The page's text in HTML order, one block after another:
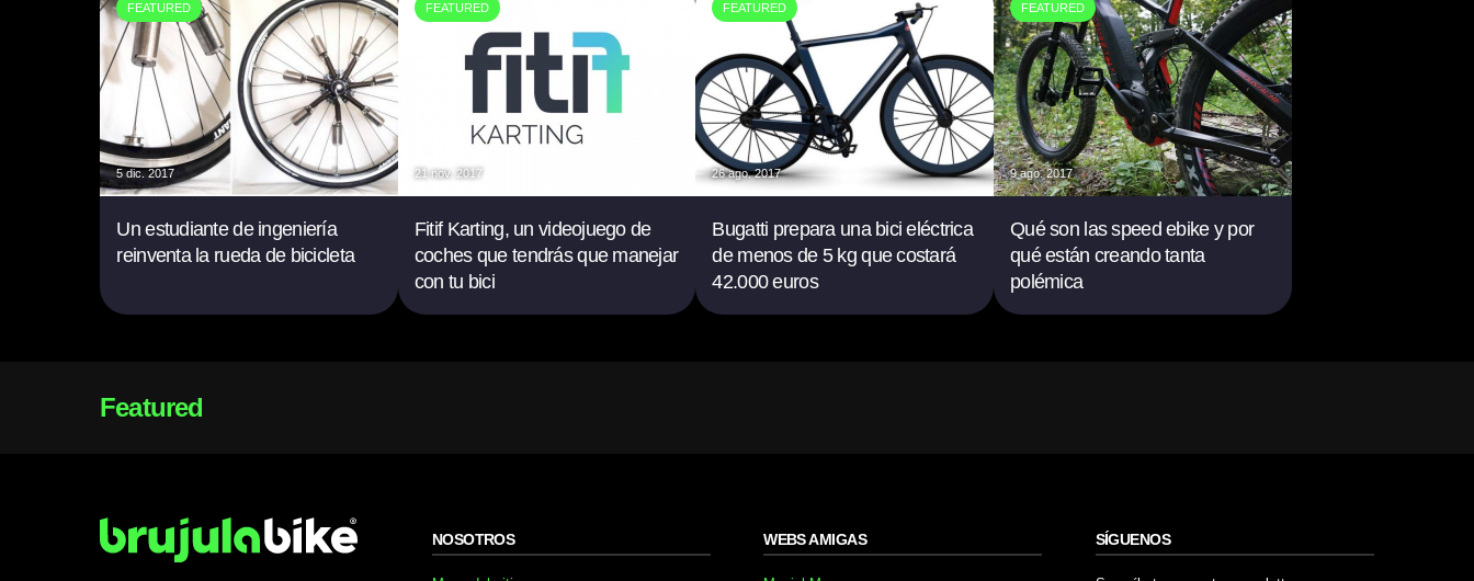
FEATURED
5 dic. 2017
Un estudiante de ingeniería
reinventa la rueda de bicicleta
FEATURED
21 nov. 2017
Fitif Karting, un videojuego de
coches que tendrás que manejar
con tu bici
FEATURED
26 ago. 2017
Bugatti prepara una bici eléctrica
de menos de 5 kg que costará
42.000 euros
FEATURED
9 ago. 2017
Qué son las speed ebike y por
qué están creando tanta
polémica
Featured
NOSOTROS WEBS AMIGAS SÍGUENOS